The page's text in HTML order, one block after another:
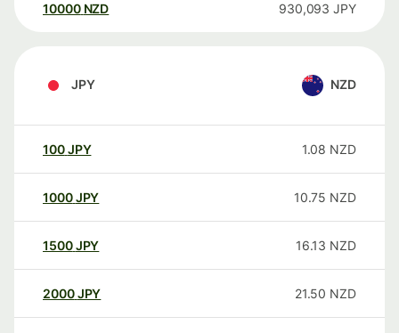
10000 NZD 930,093 JPY
JPY NZD
100JPY 1.08 NZD
1000JPY 10.75 NZD
1500JPY 16.13 NZD
2000JPY 21.50 NZD